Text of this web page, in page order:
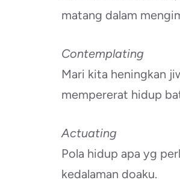
matang dalam
Contemplating
Mari kita heningkan
mempererat hidup
Actuating
Pola hidup apa yg
kedalaman doaku.